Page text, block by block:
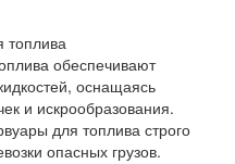
обеспечивают
оснащаясь
и искрообразования.
для топлива строго
опасных грузов.